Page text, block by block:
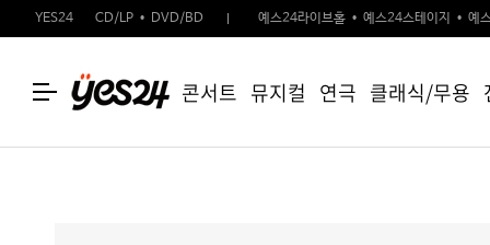
YES24 CD/LP DVD/BD 예스24라이브홀 예스24스테이지 예
콘서트 뮤지컬 연극 클래식/무용